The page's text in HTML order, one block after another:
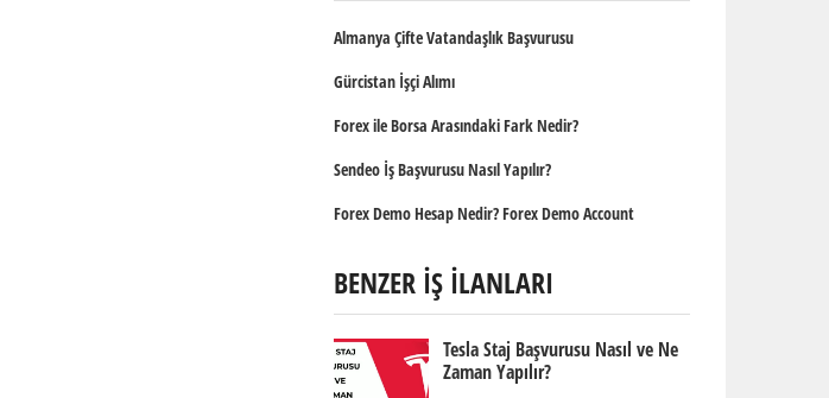
Almanya Çifte Vatandaşlık Başvurusu
Gürcistan İşçi Alımı
Forex ile Borsa Arasındaki Fark Nedir?
Sendeo İş Başvurusu Nasıl Yapılır?
Forex Demo Hesap Nedir? Forex Demo Account
BENZER İŞ İLANLARI
Tesla Staj Başvurusu Nasıl ve Ne
Zaman Yapılır?